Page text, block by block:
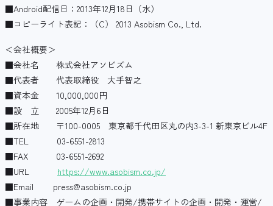
■Android配信日：2013年12月18日（水）
■コピーライト表記：（C） 2013 Asobism Co., Ltd.
＜会社概要＞
■会社名 株式会社アソビズム
■代表者 代表取締役 大手智之
■資本金 10,000,000円
■設 立 2005年12月6日
■所在地 〒100-0005 東京都千代田区丸の内3-3-1 新東京ビル4F
■TEL 03-6551-2813
■FAX 03-6551-2692
■URL https://www.asobism.co.jp/
■Email press@asobism.co.jp
■事業内容 ゲームの企画・開発/携帯サイトの企画・開発・運営/